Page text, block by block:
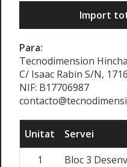
Import
Para:
Tecnodimension
C/ Isaac Rabin S/N,
NIF: B17706987
Unitat
Servei
1
Bloc 3